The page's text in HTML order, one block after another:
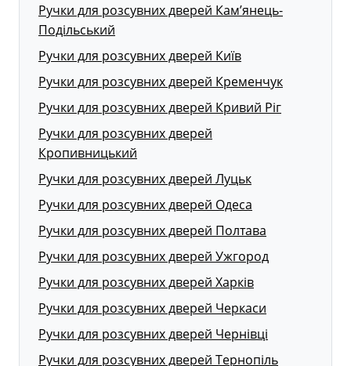
Ручки для розсувних дверей Кам’янець-
Подільський
Ручки для розсувних дверей Київ
Ручки для розсувних дверей Кременчук
Ручки для розсувних дверей Кривий Ріг
Ручки для розсувних дверей
Кропивницький
Ручки для розсувних дверей Луцьк
Ручки для розсувних дверей Одеса
Ручки для розсувних дверей Полтава
Ручки для розсувних дверей Ужгород
Ручки для розсувних дверей Харків
Ручки для розсувних дверей Черкаси
Ручки для розсувних дверей Чернівці
Ручки для розсувних дверей Тернопіль